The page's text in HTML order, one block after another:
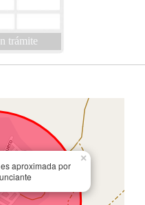
trámite
aproximada por
×